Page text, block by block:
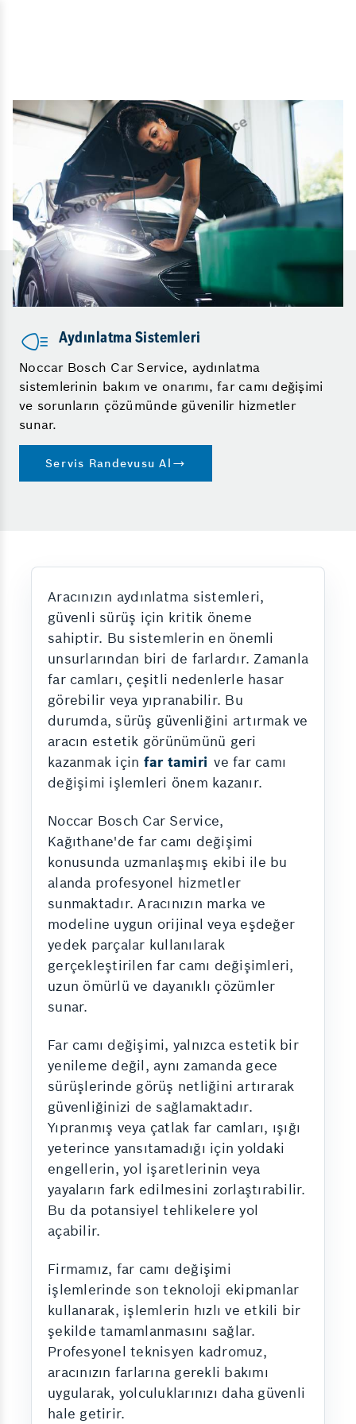
Aydınlatma Sistemleri
Noccar Bosch Car Service, aydınlatma
sistemlerinin bakım ve onarımı, far camı değişimi
ve sorunların çözümünde güvenilir hizmetler
sunar.
Servis Randevusu Al
Aracınızın aydınlatma sistemleri,
güvenli sürüş için kritik öneme
sahiptir. Bu sistemlerin en önemli
unsurlarından biri de farlardır. Zamanla
far camları, çeşitli nedenlerle hasar
görebilir veya yıpranabilir. Bu
durumda, sürüş güvenliğini artırmak ve
aracın estetik görünümünü geri
kazanmak için far tamiri ve far camı
değişimi işlemleri önem kazanır.
Noccar Bosch Car Service,
Kağıthane'de far camı değişimi
konusunda uzmanlaşmış ekibi ile bu
alanda profesyonel hizmetler
sunmaktadır. Aracınızın marka ve
modeline uygun orijinal veya eşdeğer
yedek parçalar kullanılarak
gerçekleştirilen far camı değişimleri,
uzun ömürlü ve dayanıklı çözümler
sunar.
Far camı değişimi, yalnızca estetik bir
yenileme değil, aynı zamanda gece
sürüşlerinde görüş netliğini artırarak
güvenliğinizi de sağlamaktadır.
Yıpranmış veya çatlak far camları, ışığı
yeterince yansıtamadığı için yoldaki
engellerin, yol işaretlerinin veya
yayaların fark edilmesini zorlaştırabilir.
Bu da potansiyel tehlikelere yol
açabilir.
Firmamız, far camı değişimi
işlemlerinde son teknoloji ekipmanlar
kullanarak, işlemlerin hızlı ve etkili bir
şekilde tamamlanmasını sağlar.
Profesyonel teknisyen kadromuz,
aracınızın farlarına gerekli bakımı
uygularak, yolculuklarınızı daha güvenli
hale getirir.